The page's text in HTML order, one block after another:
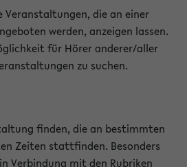
Veranstaltungen, die an einer
werden, anzeigen lassen.
für Hörer anderer/aller
zu suchen.
finden, die an bestimmten
Zeiten stattfinden. Besonders
Verbindung mit den Rubriken